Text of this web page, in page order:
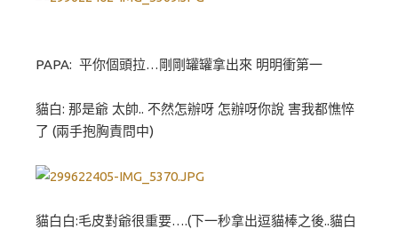
PAPA: 平你個頭拉…剛剛罐罐拿出來 明明衝第一
貓白: 那是爺 太帥.. 不然怎辦呀 怎辦呀你說 害我都憔悴
了 (兩手抱胸責問中)
貓白白:毛皮對爺很重要….(下一秒拿出逗貓棒之後..貓白